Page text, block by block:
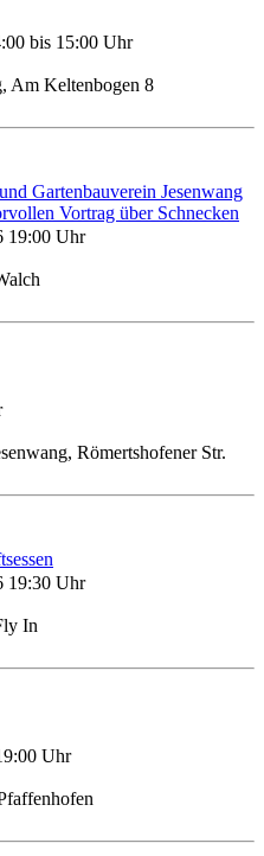
bis 15:00 Uhr
Am Keltenbogen 8
Gartenbauverein Jesenwang
Vortrag über Schnecken
19:00 Uhr
Römertshofener Str.
19:30 Uhr
In
Uhr